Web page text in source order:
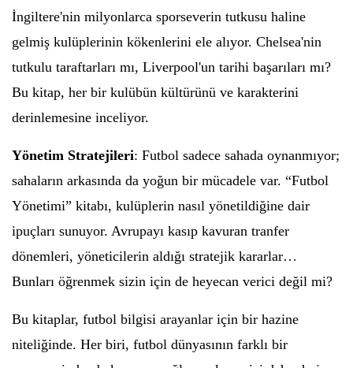
İngiltere'nin milyonlarca sporseverin tutkusu haline
gelmiş kulüplerinin kökenlerini ele alıyor. Chelsea'nin
tutkulu taraftarları mı, Liverpool'un tarihi başarıları mı?
Bu kitap, her bir kulübün kültürünü ve karakterini
derinlemesine inceliyor.
Yönetim Stratejileri: Futbol sadece sahada oynanmıyor;
sahaların arkasında da yoğun bir mücadele var. “Futbol
Yönetimi” kitabı, kulüplerin nasıl yönetildiğine dair
ipuçları sunuyor. Avrupayı kasıp kavuran tranfer
dönemleri, yöneticilerin aldığı stratejik kararlar…
Bunları öğrenmek sizin için de heyecan verici değil mi?
Bu kitaplar, futbol bilgisi arayanlar için bir hazine
niteliğinde. Her biri, futbol dünyasının farklı bir